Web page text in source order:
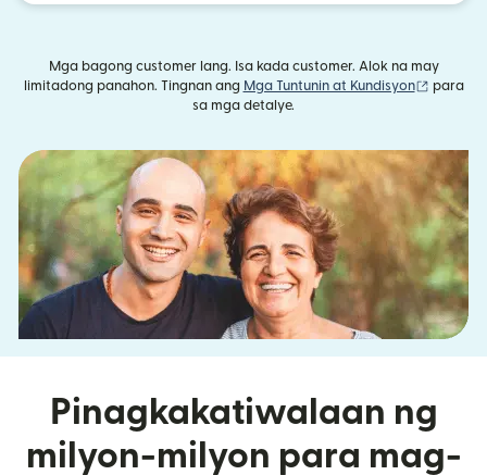
Mga bagong customer lang. Isa kada customer. Alok na may
limitadong panahon. Tingnan ang Mga Tuntunin at Kundisyon
para
sa mga detalye.
Pinagkakatiwalaan ng
milyon-milyon para mag-